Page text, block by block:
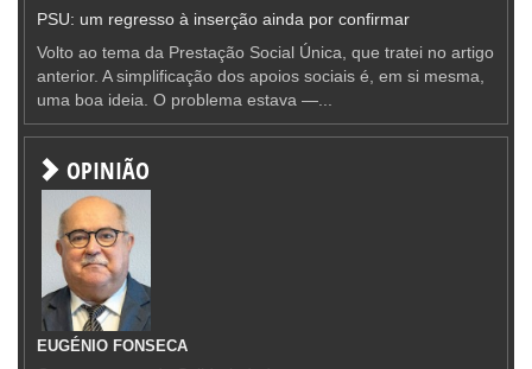
PSU: um regresso à inserção ainda por confirmar
Volto ao tema da Prestação Social Única, que tratei no artigo
anterior. A simplificação dos apoios sociais é, em si mesma,
uma boa ideia. O problema estava —...
OPINIÃO
EUGÉNIO FONSECA